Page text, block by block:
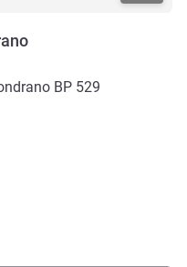
BP 529